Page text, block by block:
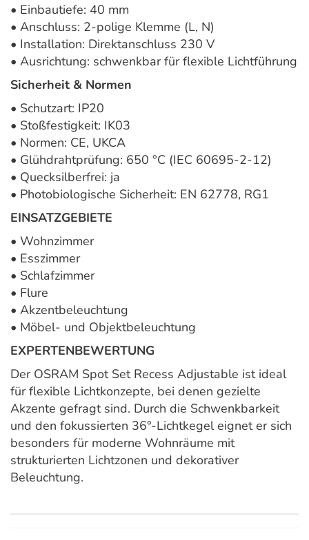
• Einbautiefe: 40 mm
• Anschluss: 2-polige Klemme (L, N)
• Installation: Direktanschluss 230 V
• Ausrichtung: schwenkbar für flexible Lichtführung
Sicherheit & Normen
• Schutzart: IP20
• Stoßfestigkeit: IK03
• Normen: CE, UKCA
• Glühdrahtprüfung: 650 °C (IEC 60695-2-12)
• Quecksilberfrei: ja
• Photobiologische Sicherheit: EN 62778, RG1
EINSATZGEBIETE
• Wohnzimmer
• Esszimmer
• Schlafzimmer
• Flure
• Akzentbeleuchtung
• Möbel- und Objektbeleuchtung
EXPERTENBEWERTUNG
Der OSRAM Spot Set Recess Adjustable ist ideal
für flexible Lichtkonzepte, bei denen gezielte
Akzente gefragt sind. Durch die Schwenkbarkeit
und den fokussierten 36°-Lichtkegel eignet er sich
besonders für moderne Wohnräume mit
strukturierten Lichtzonen und dekorativer
Beleuchtung.